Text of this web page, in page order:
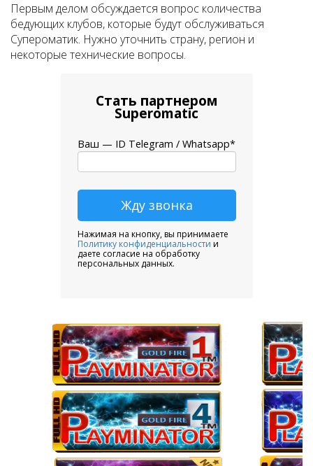
Первым делом обсуждается вопрос количества
бедующих клубов, которые будут обслуживаться
Супероматик. Нужно уточнить страну, регион и
некоторые технические вопросы.
Стать партнером
Superomatic
Ваш — ID Telegram / Whatsapp*
Нажимая на кнопку, вы принимаете
Политику конфиденциальности и
даете согласие на обработку
персональных данных.